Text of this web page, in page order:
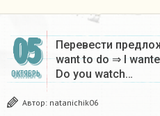
05
ОКТЯБРЬ
Перевести
want to do ⇒ I
Do you watch…
Автор: natanichik06